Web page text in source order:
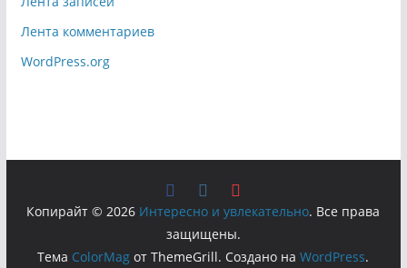
Лента комментариев
WordPress.org
Копирайт © 2026 Интересно и увлекательно. Все права
защищены.
Тема ColorMag от ThemeGrill. Создано наWordPress.